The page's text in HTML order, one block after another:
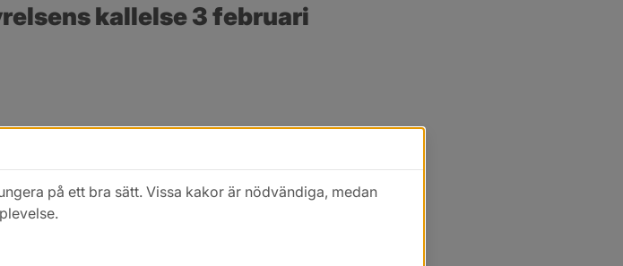
kallelse 3 februari
7.9 MB, öppnas i nytt fönster.
på ett bra sätt. Vissa kakor är nödvändiga, medan